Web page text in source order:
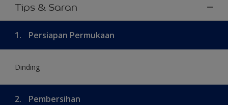
Tips & Saran
1. Persiapan Permukaan
Dinding
2. Pembersihan